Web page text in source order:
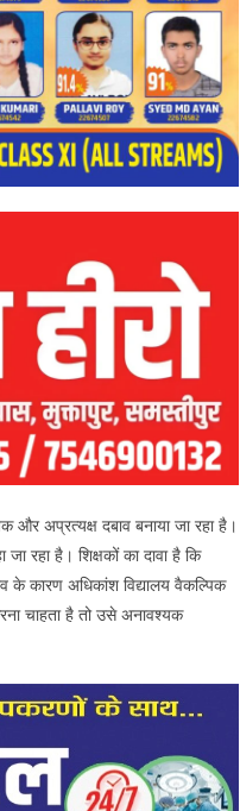
और अप्रत्यक्ष दबाव बनाया जा रहा है।
रहा है। शिक्षकों का दावा है कि
के कारण अधिकांश विद्यालय वैकल्पिक
चाहता है तो उसे अनावश्यक